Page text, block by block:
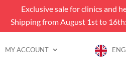
Exclusive sale for clinics and
Shipping from August 1st to
MY ACCOUNT